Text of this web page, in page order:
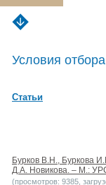
Условия
Статьи
Бурков В.Н., Буркова
Д.А. Новикова. – М.:
(просмотров: 9385,